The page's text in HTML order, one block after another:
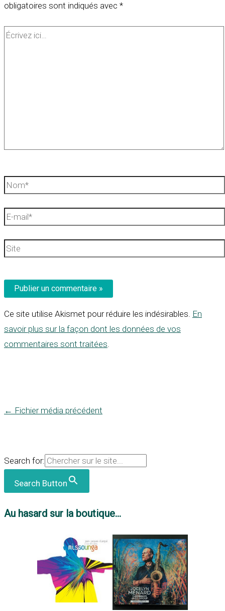
obligatoires sont indiqués avec *
Écrivez
Nom*
E-
Site
Ce site utilise Akismet pour réduire les indésirables. En
savoir plus sur la façon dont les données de vos
commentaires sont traitées.
← Fichier média précédent
Search for:
Search Button
Au hasard sur la boutique...